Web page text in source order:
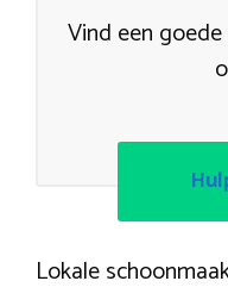
Vind een
Lokale